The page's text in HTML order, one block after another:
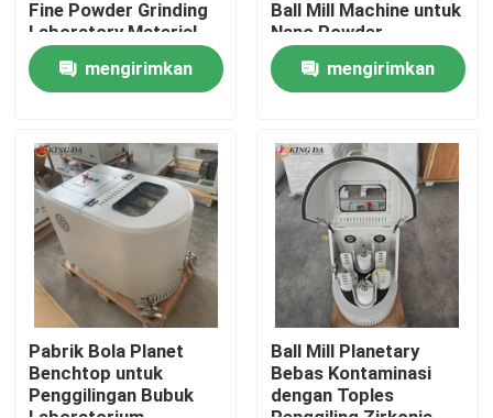
Rumah
Produk
Tentang kita
Fine Powder Grinding
Laboratory Material
Processing
mengirimkan
Ball Mill Machine untuk
Nano Powder
Preparation Penelitian
Bahan Lanjutan
mengirimkan
Pabrik Bola Planet
Benchtop untuk
Penggilingan Bubuk
Ball Mill Planetary
Bebas Kontaminasi
dengan Toples